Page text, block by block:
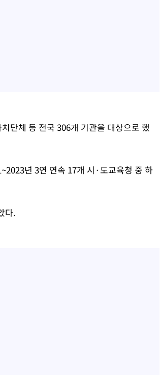
단체 등 전국 306개 기관을 대상으로 했
년 3연 연속 17개 시·도교육청 중 하
다.